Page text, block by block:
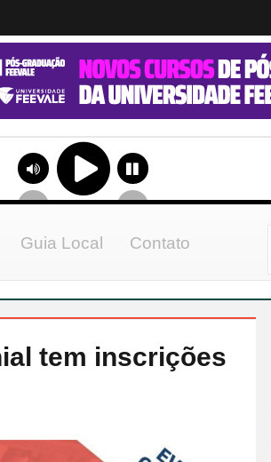
Guia Local Contato
tem inscrições